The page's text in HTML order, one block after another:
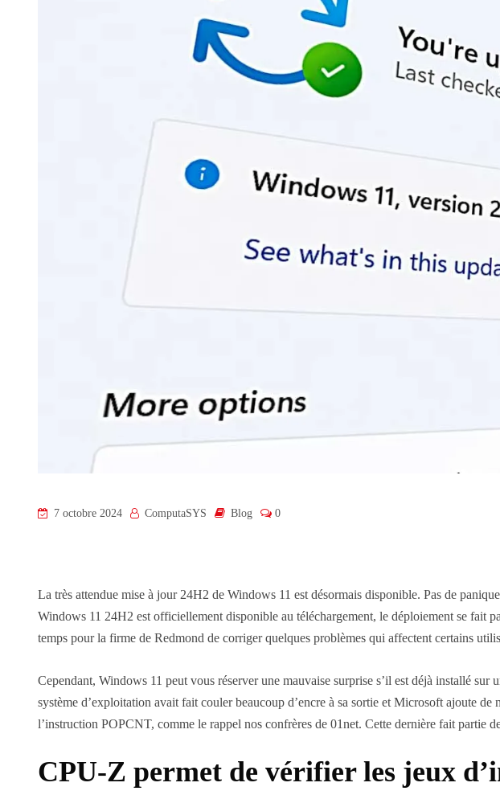
7 octobre 2024 ComputaSYS Blog 0
La très attendue mise à jour 24H2 de Windows 11 est désormais disponible. Pas de
Windows 11 24H2 est officiellement disponible au téléchargement, le déploiement se fait
temps pour la firme de Redmond de corriger quelques problèmes qui affectent certains
Cependant, Windows 11 peut vous réserver une mauvaise surprise s’il est déjà installé
système d’exploitation avait fait couler beaucoup d’encre à sa sortie et Microsoft ajoute
l’instruction POPCNT, comme le rappel nos confrères de 01net. Cette dernière fait partie
CPU-Z permet de vérifier les jeux